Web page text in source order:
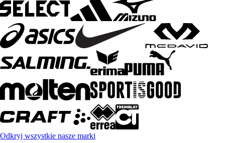
Odkryj wszystkie nasze marki